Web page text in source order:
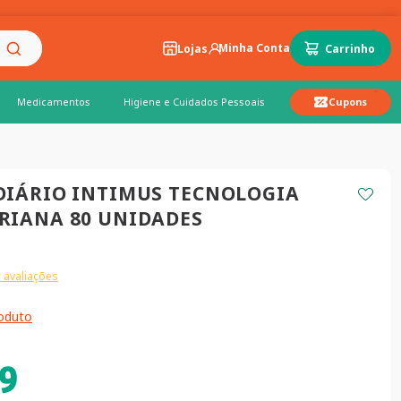
Lojas
Medicamentos Higiene e Cuidados Pessoais Cupons
INTIMUS TECNOLOGIA
80 UNIDADES
avaliações